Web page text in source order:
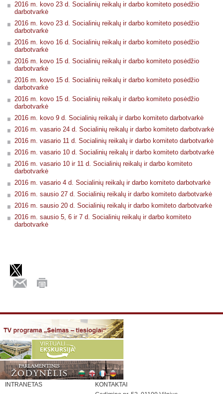
2016 m. kovo 23 d. Socialinių reikalų ir darbo komiteto posėdžio
darbotvarkė
2016 m. kovo 23 d. Socialinių reikalų ir darbo komiteto posėdžio
darbotvarkė
2016 m. kovo 16 d. Socialinių reikalų ir darbo komiteto posėdžio
darbotvarkė
2016 m. kovo 15 d. Socialinių reikalų ir darbo komiteto posėdžio
darbotvarkė
2016 m. kovo 15 d. Socialinių reikalų ir darbo komiteto posėdžio
darbotvarkė
2016 m. kovo 15 d. Socialinių reikalų ir darbo komiteto posėdžio
darbotvarkė
2016 m. kovo 9 d. Socialinių reikalų ir darbo komiteto darbotvarkė
2016 m. vasario 24 d. Socialinių reikalų ir darbo komiteto darbotvarkė
2016 m. vasario 11 d. Socialinių reikalų ir darbo komiteto darbotvarkė
2016 m. vasario 10 d. Socialinių reikalų ir darbo komiteto darbotvarkė
2016 m. vasario 10 ir 11 d. Socialinių reikalų ir darbo komiteto
darbotvarkė
2016 m. vasario 4 d. Socialinių reikalų ir darbo komiteto darbotvarkė
2016 m. sausio 27 d. Socialinių reikalų ir darbo komiteto darbotvarkė
2016 m. sausio 20 d. Socialinių reikalų ir darbo komiteto darbotvarkė
2016 m. sausio 5, 6 ir 7 d. Socialinių reikalų ir darbo komiteto
darbotvarkė
INTRANETAS
KONTAKTAI